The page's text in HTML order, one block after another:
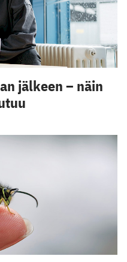
jälkeen – näin